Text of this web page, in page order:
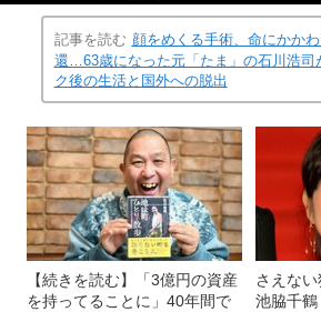
記事を読む 顔をめくる手術、命にかか
還…63歳になった元「たま」の石川浩司
ク後の生活と国外への脱出
【続きを読む】「3億円の資産
を持ってることに」40年間で
さえな
池脇千鶴